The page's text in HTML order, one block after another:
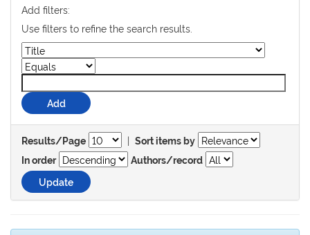
Add filters:
Use filters to refine the search results.
Results/Page | Sort items by
In order
Authors/record